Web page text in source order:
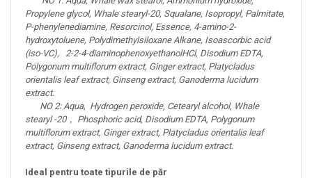
Propylene glycol, Whale stearyl-20, Squalane, Isopropyl, Palmitate,
P-phenylenediamine, Resorcinol, Essence, 4-amino-2-
hydroxytoluene, Polydimethylsiloxane Alkane, Isoascorbic acid
(iso-VC), 2-2-4-diaminophenoxyethanolHCl, Disodium EDTA,
Polygonum multiflorum extract, Ginger extract, Platycladus
orientalis leaf extract, Ginseng extract, Ganoderma lucidum
extract.
NO 2: Aqua, Hydrogen peroxide, Cetearyl alcohol, Whale
stearyl -20， Phosphoric acid, Disodium EDTA, Polygonum
multiflorum extract, Ginger extract, Platycladus orientalis leaf
extract, Ginseng extract, Ganoderma lucidum extract.
Ideal pentru toate tipurile de păr